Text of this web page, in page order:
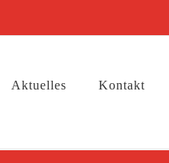
Aktuelles Kontakt